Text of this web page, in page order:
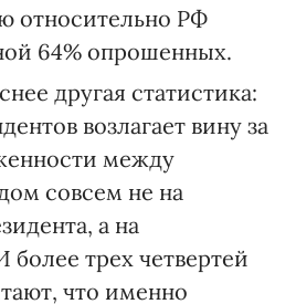
относительно РФ
64% опрошенных.
другая статистика:
возлагает вину за
между
совсем не на
а на
более трех четвертей
что именно